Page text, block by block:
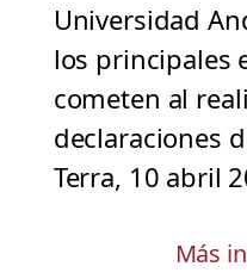
Universidad
los principales
cometen al
declaraciones
Terra, 10 abril
Más